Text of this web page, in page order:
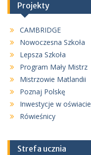
Projekty
CAMBRIDGE
Nowoczesna Szkoła
Lepsza Szkoła
Program Mały Mistrz
Mistrzowie Matlandii
Poznaj Polskę
Inwestycje w oświacie
Rówieśnicy
Strefa ucznia